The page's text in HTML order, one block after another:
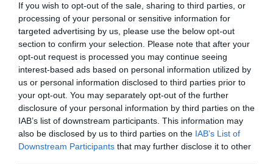
If you wish to opt-out of the sale, sharing to third parties, or
processing of your personal or sensitive information for
targeted advertising by us, please use the below opt-out
section to confirm your selection. Please note that after your
opt-out request is processed you may continue seeing
interest-based ads based on personal information utilized by
us or personal information disclosed to third parties prior to
your opt-out. You may separately opt-out of the further
disclosure of your personal information by third parties on the
IAB’s list of downstream participants. This information may
also be disclosed by us to third parties on the IAB’s List of
Downstream Participants that may further disclose it to other